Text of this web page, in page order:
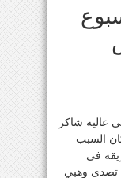
عاليه شاكر
السبب
في
تصدى وهبي